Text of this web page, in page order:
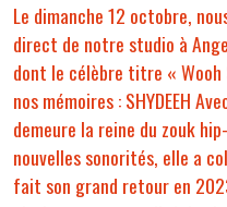
Le dimanche 12 octobre,
direct de notre studio à
dont le célèbre titre « Wooh
nos mémoires : SHYDEEH
demeure la reine du zouk
nouvelles sonorités, elle a
fait son grand retour en